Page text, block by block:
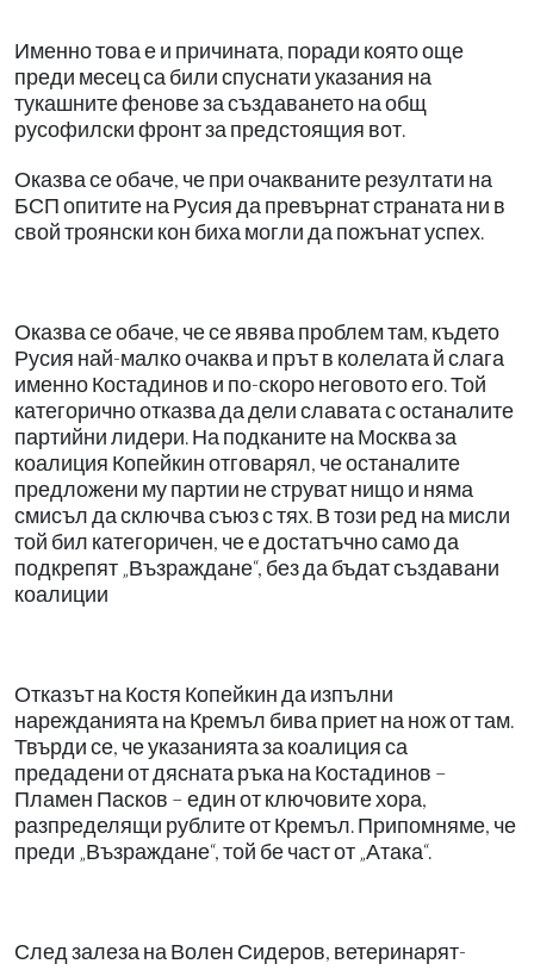
Именно това е и причината, поради която още
преди месец са били спуснати указания на
тукашните фенове за създаването на общ
русофилски фронт за предстоящия вот.
Оказва се обаче, че при очакваните резултати на
БСП опитите на Русия да превърнат страната ни в
свой троянски кон биха могли да пожънат успех.
Оказва се обаче, че се явява проблем там, където
Русия най-малко очаква и прът в колелата й слага
именно Костадинов и по-скоро неговото его. Той
категорично отказва да дели славата с останалите
партийни лидери. На подканите на Москва за
коалиция Копейкин отговарял, че останалите
предложени му партии не струват нищо и няма
смисъл да сключва съюз с тях. В този ред на мисли
той бил категоричен, че е достатъчно само да
подкрепят „Възраждане“, без да бъдат създавани
коалиции
Отказът на Костя Копейкин да изпълни
нарежданията на Кремъл бива приет на нож от там.
Твърди се, че указанията за коалиция са
предадени от дясната ръка на Костадинов –
Пламен Пасков – един от ключовите хора,
разпределящи рублите от Кремъл. Припомняме, че
преди „Възраждане“, той бе част от „Атака“.
След залеза на Волен Сидеров, ветеринарят-